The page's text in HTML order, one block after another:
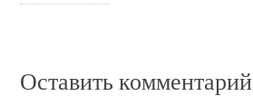
Оставить комментарий